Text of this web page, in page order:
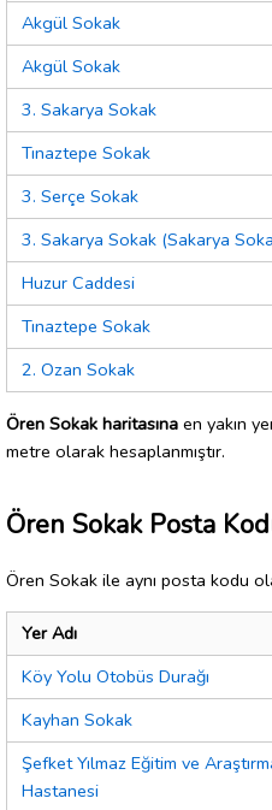
Akgül Sokak
Akgül Sokak
3. Sakarya Sokak
Tınaztepe Sokak
3. Serçe Sokak
3. Sakarya Sokak (Sakarya
Huzur Caddesi
Tınaztepe Sokak
2. Ozan Sokak
Ören Sokak haritasına en yakın
metre olarak hesaplanmıştır.
Ören Sokak Posta
Ören Sokak ile aynı posta kodu
Yer Adı
Köy Yolu Otobüs Durağı
Kayhan Sokak
Şefket Yılmaz Eğitim ve
Hastanesi